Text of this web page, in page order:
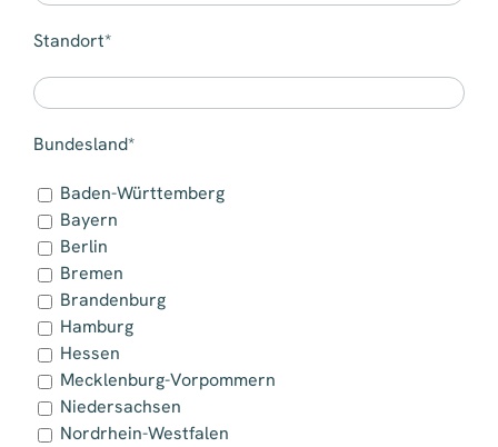
Standort*
Bundesland*
Baden-Württemberg
Bayern
Berlin
Bremen
Brandenburg
Hamburg
Hessen
Mecklenburg-Vorpommern
Niedersachsen
Nordrhein-Westfalen